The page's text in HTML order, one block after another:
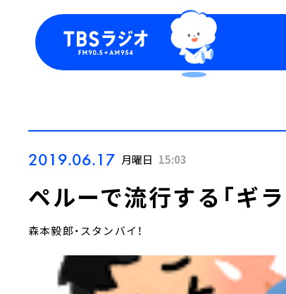
2019.06.17 月曜日 15:03
ペルーで流行する「ギ
森本毅郎・スタンバイ！